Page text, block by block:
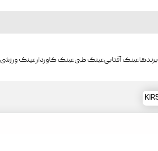
برندهاعینک آفتابیعینک طبیعینک کاوردارعینک ورزشی